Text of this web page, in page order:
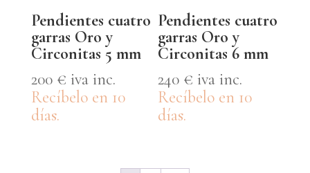
Pendientes cuatro
garras Oro y
Circonitas 5 mm
200 € iva inc.
Recíbelo en 10
días.
Pendientes cuatro
garras Oro y
Circonitas 6 mm
240 € iva inc.
Recíbelo en 10
días.